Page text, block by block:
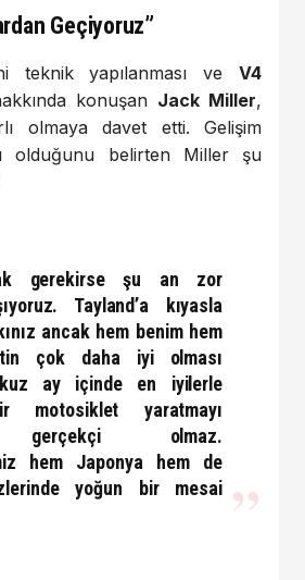
Geçiyoruz”
teknik yapılanması ve V4
konuşan Jack Miller,
olmaya davet etti. Gelişim
olduğunu belirten Miller şu
gerekirse şu an zor
Tayland’a kıyasla
ancak hem benim hem
çok daha iyi olması
ay içinde en iyilerle
motosiklet yaratmayı
gerçekçi olmaz.
hem Japonyahem de
yoğun bir mesai